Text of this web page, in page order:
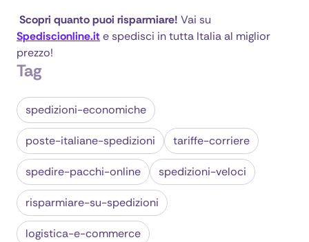
Scopri quanto puoi risparmiare! Vai su
Spediscionline.ite spedisci in tutta Italia al miglior
prezzo!
Tag
spedizioni-economiche
poste-italiane-spedizioni tariffe-corriere
spedire-pacchi-online spedizioni-veloci
risparmiare-su-spedizioni
logistica-e-commerce